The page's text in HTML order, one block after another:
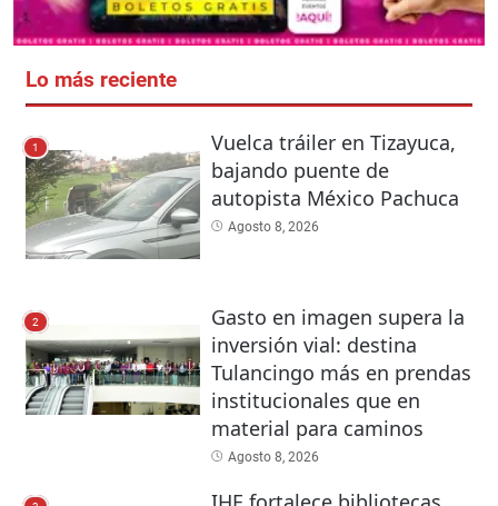
Lo más reciente
1
Vuelca tráiler en Tizayuca,
bajando puente de
autopista México Pachuca
Agosto 8, 2026
2
Gasto en imagen supera la
inversión vial: destina
Tulancingo más en prendas
institucionales que en
material para caminos
Agosto 8, 2026